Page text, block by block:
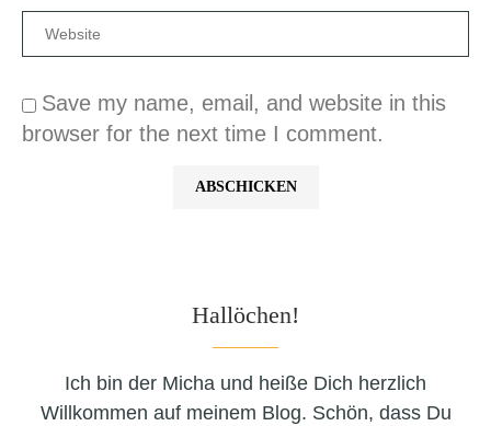
Save my name, email, and website in this
browser for the next time I comment.
Hallöchen!
Ich bin der Micha und heiße Dich herzlich
Willkommen auf meinem Blog. Schön, dass Du